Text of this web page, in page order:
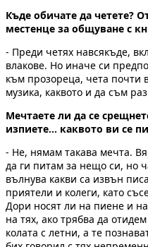
Къде обичате да четете?
местенце за общуване с
- Преди четях навсякъде,
влакове. Но иначе си
към прозореца, чета почти
музика, каквото и да съм
Мечтаете ли да се
изпиете... каквото ви се
- Не, нямам такава мечта.
да ги питам за нещо си, но
вълнува какви са извън
приятели и колеги, като
Дори носят ли на пиене и
на тях, ако трябва да
колата с летни, а те